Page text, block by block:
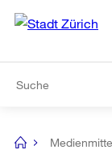
Navigation
[no